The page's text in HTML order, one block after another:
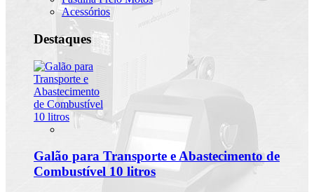
Acessórios
Destaques
Galão para Transporte e Abastecimento de
Combustível 10 litros